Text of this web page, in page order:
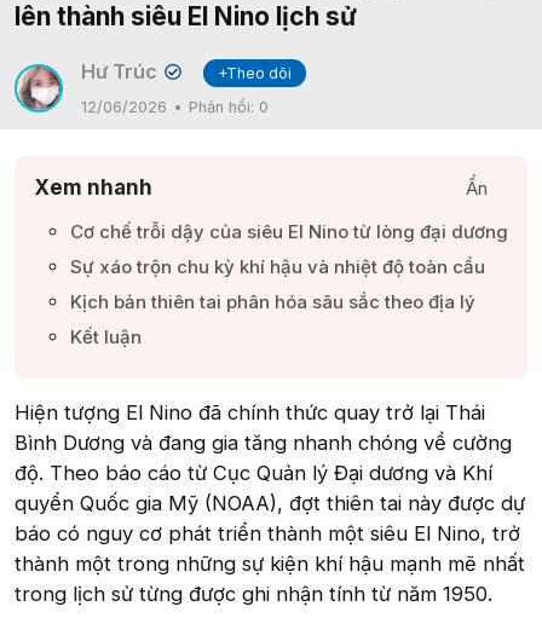
lên thành siêu El Nino lịch sử
Hư Trúc ✔
+Theo dõi
12/06/2026
Phản hồi: 0
Xem nhanh
Ẩn
Cơ chế trỗi dậy của siêu El Nino từ lòng đại dương​
Sự xáo trộn chu kỳ khí hậu và nhiệt độ toàn cầu​
Kịch bản thiên tai phân hóa sâu sắc theo địa lý​
Kết luận​
Hiện tượng El Nino đã chính thức quay trở lại Thái
Bình Dương và đang gia tăng nhanh chóng về cường
độ. Theo báo cáo từ Cục Quản lý Đại dương và Khí
quyển Quốc gia Mỹ (NOAA), đợt thiên tai này được dự
báo có nguy cơ phát triển thành một siêu El Nino, trở
thành một trong những sự kiện khí hậu mạnh mẽ nhất
trong lịch sử từng được ghi nhận tính từ năm 1950.